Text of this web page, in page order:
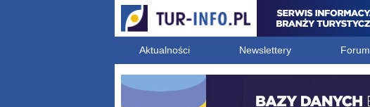
Aktualności Newslettery Forum